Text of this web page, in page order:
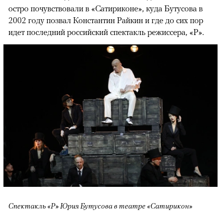
остро почувствовали в «Сатириконе», куда Бутусова в
2002 году позвал Константин Райкин и где до сих пор
идет последний российский спектакль режиссера, «Р».
Спектакль «Р» Юрия Бутусова в театре «Сатирикон»